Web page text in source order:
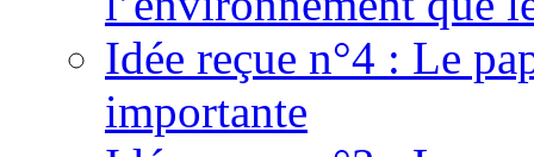
Idée reçue n°4 : Le
importante